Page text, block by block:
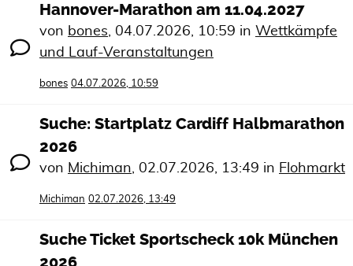
Hannover-Marathon am 11.04.2027
von bones, 04.07.2026, 10:59 in Wettkämpfe
und Lauf-Veranstaltungen
bones 04.07.2026, 10:59
Suche: Startplatz Cardiff Halbmarathon
2026
von Michiman, 02.07.2026, 13:49 in Flohmarkt
Michiman 02.07.2026, 13:49
Suche Ticket Sportscheck 10k München